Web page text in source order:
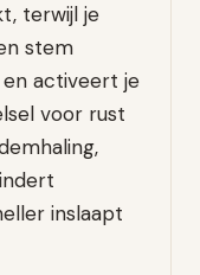
terwijl je
stem
activeert je
voor rust
inslaapt